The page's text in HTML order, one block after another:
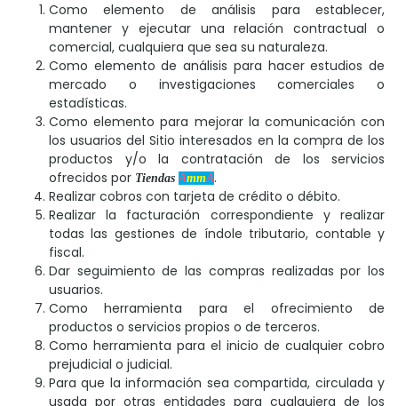
Como elemento de análisis para establecer,
mantener y ejecutar una relación contractual o
comercial, cualquiera que sea su naturaleza.
Como elemento de análisis para hacer estudios de
mercado o investigaciones comerciales o
estadísticas.
Como elemento para mejorar la comunicación con
los usuarios del Sitio interesados en la compra de los
productos y/o la contratación de los servicios
ofrecidos por TiendasAmmA.
Realizar cobros con tarjeta de crédito o débito.
Realizar la facturación correspondiente y realizar
todas las gestiones de índole tributario, contable y
fiscal.
Dar seguimiento de las compras realizadas por los
usuarios.
Como herramienta para el ofrecimiento de
productos o servicios propios o de terceros.
Como herramienta para el inicio de cualquier cobro
prejudicial o judicial.
Para que la información sea compartida, circulada y
usada por otras entidades para cualquiera de los